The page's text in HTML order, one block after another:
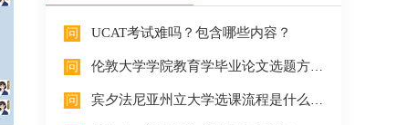
UCAT考试难吗？包含哪些内容？
伦敦大学学院教育学毕业论文选题方向有推荐吗？
宾夕法尼亚州立大学选课流程是什么？26Fall新生如何选课？